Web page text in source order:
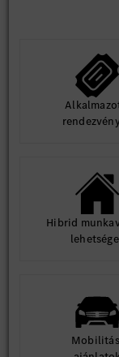
Hibrid